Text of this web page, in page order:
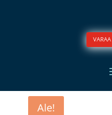
Ale!